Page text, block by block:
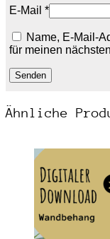
E-Mail *
Name, E-Mail-
für meinen
Ähnliche